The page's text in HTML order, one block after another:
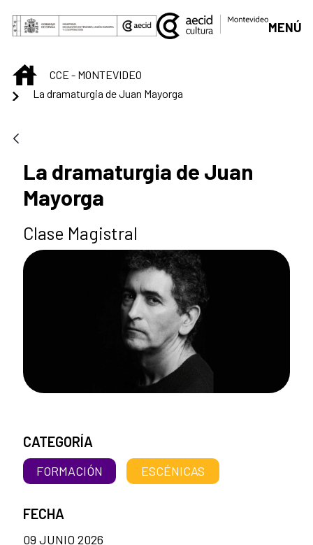
Saltar al contenido principal
MENÚ
INICIOCCE - MONTEVIDEO
La dramaturgia de Juan Mayorga
La dramaturgia de Juan
Mayorga
Clase Magistral
CATEGORÍA
FORMACIÓN ESCÉNICAS
FECHA
09 JUNIO 2026